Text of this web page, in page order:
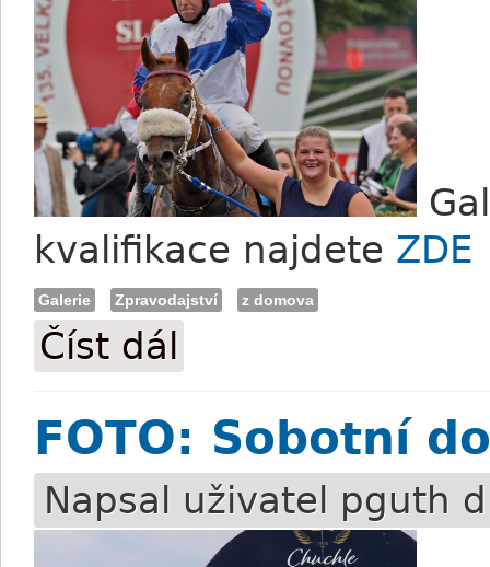
kvalifikace najdete ZDE
Galerie Zpravodajství z domova
Číst dál
FOTO: Sobotní
Napsal uživatel pguth